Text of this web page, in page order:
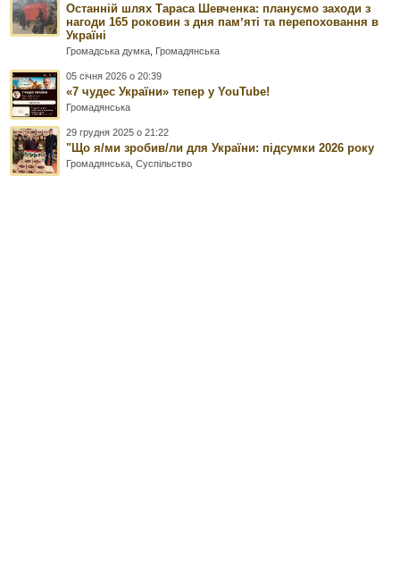
Останній шлях Тараса Шевченка: плануємо заходи з
нагоди 165 роковин з дня памʼяті та перепоховання в
Україні
Громадська думка Громадянська
05 січня 2026 о 20:39
«7 чудес України» тепер у YouTube!
Громадянська
29 грудня 2025 о 21:22
"Що я/ми зробив/ли для України: підсумки 2026 року
Громадянська ,Суспільство